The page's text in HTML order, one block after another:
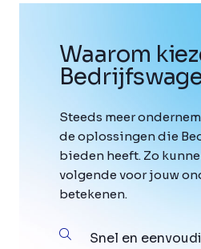
Waarom
Steeds meer
de oplossingen die
bieden heeft. Zo
volgende voor jouw
betekenen.
Snel en